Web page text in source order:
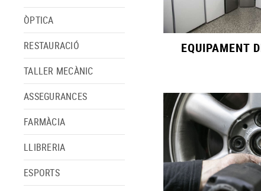
ÒPTICA
RESTAURACIÓ
TALLER MECÀNIC
ASSEGURANCES
FARMÀCIA
LLIBRERIA
ESPORTS
EQUIPAMENT